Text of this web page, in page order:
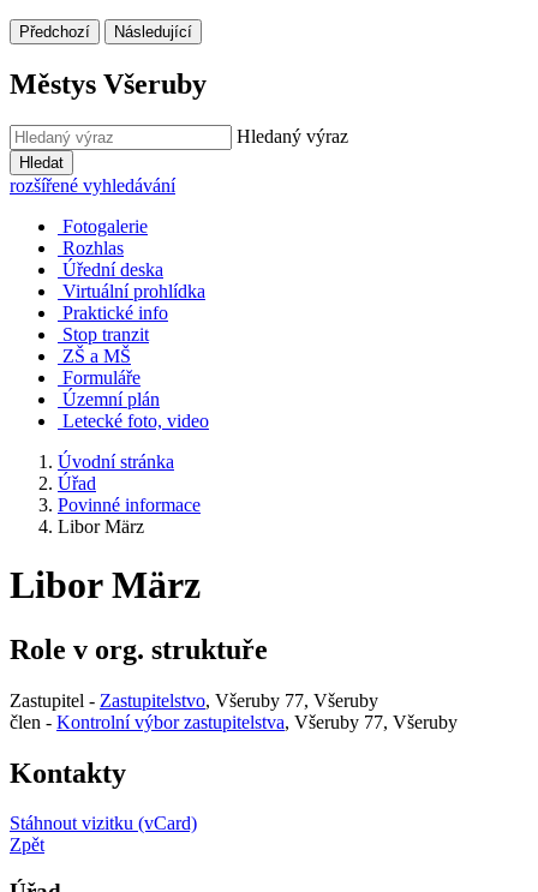
Předchozí Následující
Městys Všeruby
Hledaný výraz
Hledat
rozšířené vyhledávání
Fotogalerie
Rozhlas
Úřední deska
Virtuální prohlídka
Praktické info
Stop tranzit
ZŠ a MŠ
Formuláře
Územní plán
Letecké foto, video
Úvodní stránka
Úřad
Povinné informace
Libor März
Libor März
Role v org. struktuře
Zastupitel - Zastupitelstvo, Všeruby 77, Všeruby
člen - Kontrolní výbor zastupitelstva, Všeruby 77, Všeruby
Kontakty
Stáhnout vizitku (vCard)
Zpět